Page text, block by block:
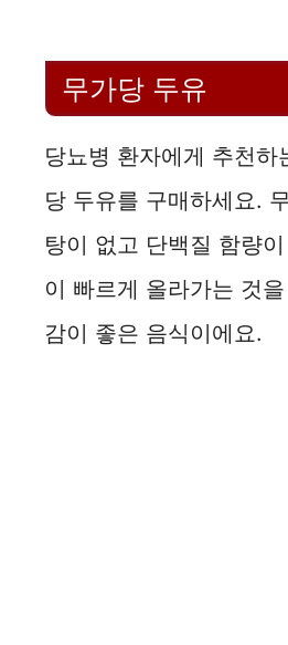
무가당 두유
당뇨병 환자에게 추천하
당 두유를 구매하세요.
탕이 없고 단백질 함량
이 빠르게 올라가는 것
감이 좋은 음식이에요.